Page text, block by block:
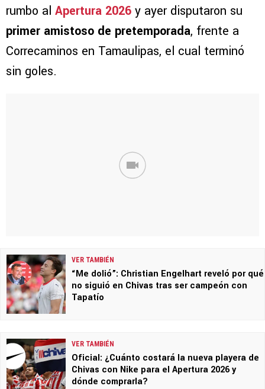
rumbo al Apertura 2026 y ayer disputaron su
primer amistoso de pretemporada, frente a
Correcaminos en Tamaulipas, el cual terminó
sin goles.
VER TAMBIÉN
“Me dolió”: Christian Engelhart reveló por qué
no siguió en Chivas tras ser campeón con
Tapatío
VER TAMBIÉN
Oficial: ¿Cuánto costará la nueva playera de
Chivas con Nike para el Apertura 2026 y
dónde comprarla?